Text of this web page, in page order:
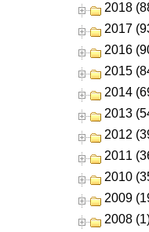
2018
2017
2016
2015
2014
2013
2012
2011
2010
2009
2008